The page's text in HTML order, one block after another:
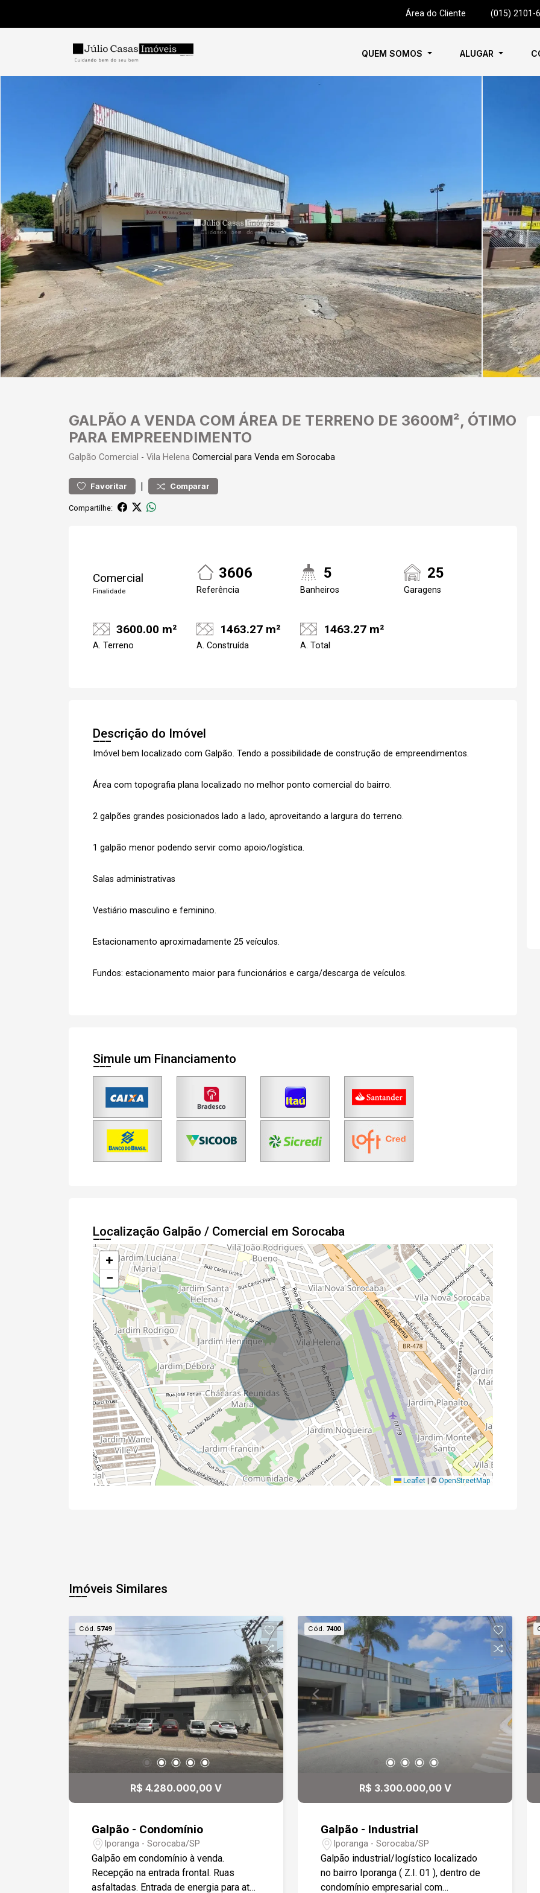
Área do Cliente (015) 2101-
QUEM SOMOS ALUGAR
GALPÃO A VENDA COM ÁREA DE TERRENO DE 3600M², ÓTIMO
PARA EMPREENDIMENTO
Galpão Comercial - Vila Helena Comercial para Venda em Sorocaba
Favoritar | Comparar
Compartilhe:
Comercial
Finalidade
3606
Referência
5
Banheiros
25
Garagens
3600.00 m²
A. Terreno
1463.27 m²
A. Construída
1463.27 m²
A. Total
Descrição do Imóvel
Imóvel bem localizado com Galpão. Tendo a possibilidade de construção de empreendimentos.
Área com topografia plana localizado no melhor ponto comercial do bairro.
2 galpões grandes posicionados lado a lado, aproveitando a largura do terreno.
1 galpão menor podendo servir como apoio/logística.
Salas administrativas
Vestiário masculino e feminino.
Estacionamento aproximadamente 25 veículos.
Fundos: estacionamento maior para funcionários e carga/descarga de veículos.
Simule um Financiamento
Localização Galpão / Comercial em Sorocaba
+
−
Leaflet | © OpenStreetMap
06/08/2026
Cadastre-se
Concordo com os
Termos
e
Imóveis Similares
Cód. 5749
R$ 4.280.000,00 V
Galpão - Condomínio
Iporanga - Sorocaba/SP
Galpão em condomínio à venda.
Recepção na entrada frontal. Ruas
asfaltadas. Entrada de energia para até
Cód. 7400
R$ 3.300.000,00 V
Galpão - Industrial
Iporanga - Sorocaba/SP
Galpão industrial/logístico localizado
no bairro Iporanga ( Z.I. 01 ), dentro de
condomínio empresarial com